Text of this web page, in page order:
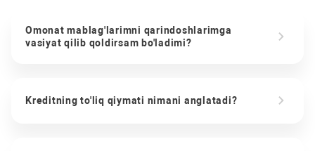
Omonat mablag'larimni qarindoshlarimga
vasiyat qilib qoldirsam bo'ladimi?
Kreditning to'liq qiymati nimani anglatadi?